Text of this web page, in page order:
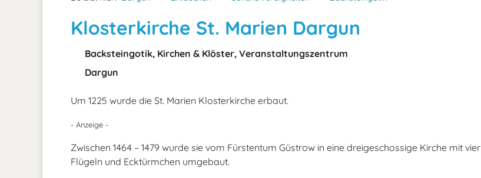
Klosterkirche St. Marien Dargun
Backsteingotik, Kirchen & Klöster, Veranstaltungszentrum
Dargun
Um 1225 wurde die St. Marien Klosterkirche erbaut.
- Anzeige -
Zwischen 1464 – 1479 wurde sie vom Fürstentum Güstrow in eine dreigeschossige Kirche mit vier
Flügeln und Ecktürmchen umgebaut.